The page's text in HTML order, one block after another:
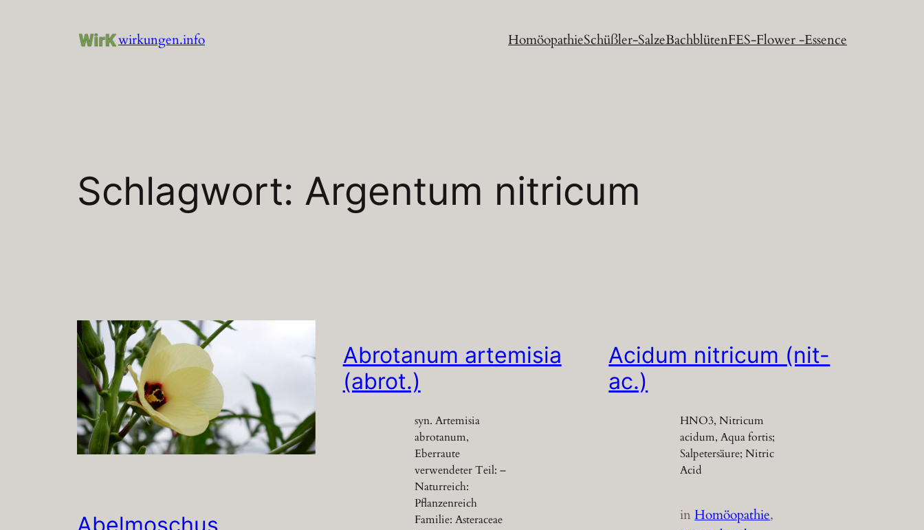
wirkungen.info HomöopathieSchüßler-SalzeBachblütenFES-Flower -Essence
Schlagwort: Argentum nitricum
Abrotanum artemisia
(abrot.)
syn. Artemisia
abrotanum,
Eberraute
verwendeter Teil: –
Naturreich:
Pflanzenreich
Familie: Asteraceae
Acidum nitricum (nit-
ac.)
HNO3, Nitricum
acidum, Aqua fortis;
Salpetersäure; Nitric
Acid
inHomöopathie